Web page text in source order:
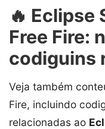
🔥 Eclipse
Free Fire:
codiguins
Veja também
Fire, incluindo
relacionadas ao